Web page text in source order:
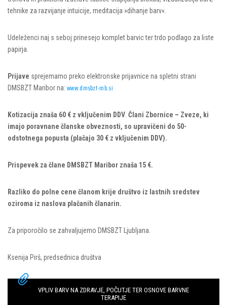
tehnike za razvijanje intuicije, meditacija »dihanje barv«.
Udeleženci naj s seboj prinesejo komplet barvic ter trdo podlago za liste
papirja.
Prijave sprejemamo preko elektronske prijavnice na spletni strani
DMSBZT Maribor na: www.dmsbzt-mb.si
Kotizacija znaša 60 € z vključenim DDV Člani Zbornice – Zveze, ki
imajo poravnane članske obveznosti, so upravičeni do 50-
odstotnega popusta (plačajo 30 € z vključenim DDV).
Prispevek za člane DMSBZT Maribor znaša 15 €.
Razliko do polne cene članom krije društvo iz lastnih sredstev
oziroma iz naslova plačanih članarin.
Za priporočilo se zahvaljujemo DMSBZT Ljubljana.
Ksenija Pirš, predsednica društva
VPLIV BARV NA ZDRAVJE, POČUTJE TER OSNOVE BARVNE
TERAPIJE